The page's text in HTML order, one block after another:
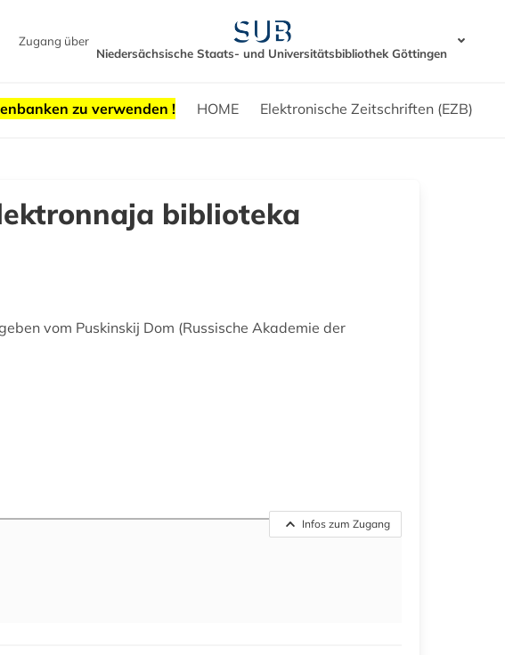
Zugang über
Niedersächsische Staats- und Universitätsbibliothek Göttingen
zu verwenden ! HOME Elektronische Zeitschriften (EZB)
biblioteka
vom Puskinskij Dom (Russische Akademie der
Infos zum Zugang